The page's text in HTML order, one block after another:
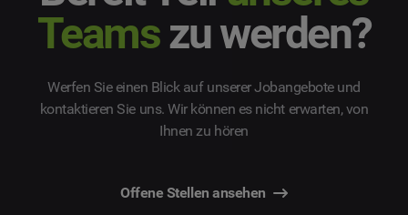
Teamszu werden?
Werfen Sie einen Blick auf unserer Jobangebote und
kontaktieren Sie uns. Wir können es nicht erwarten, von
Ihnen zu hören
Offene Stellen ansehen